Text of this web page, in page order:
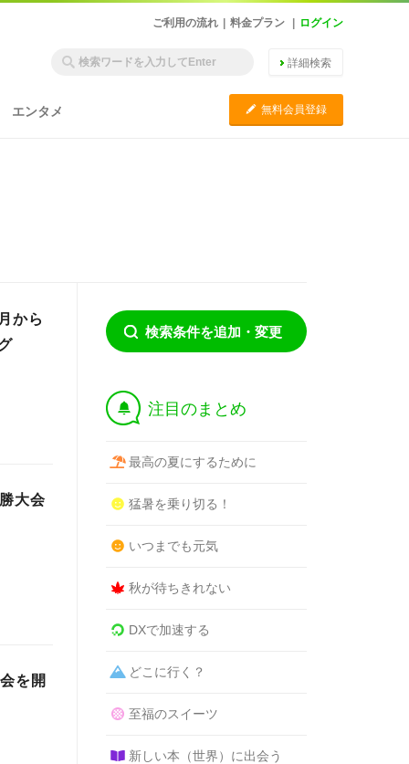
ご利用の流れ 料金プラン ログイン
詳細検索
エンタメ C 無料会員登録
から
大会
を開
検索条件を追加・変更
† 注目のまとめ
最高の夏にするために
猛暑を乗り切る！
いつまでも元気
秋が待ちきれない
DXで加速する
どこに行く？
至福のスイーツ
新しい本（世界）に出会う